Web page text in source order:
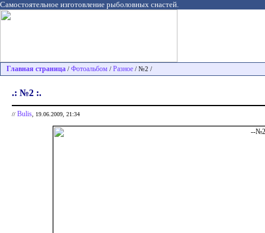
Самостоятельное изготовление рыболовных снастей.
Главная страница / Фотоальбом / Разное / №2 /
.: №2 :.
// Bulis , 19.06.2009, 21:34